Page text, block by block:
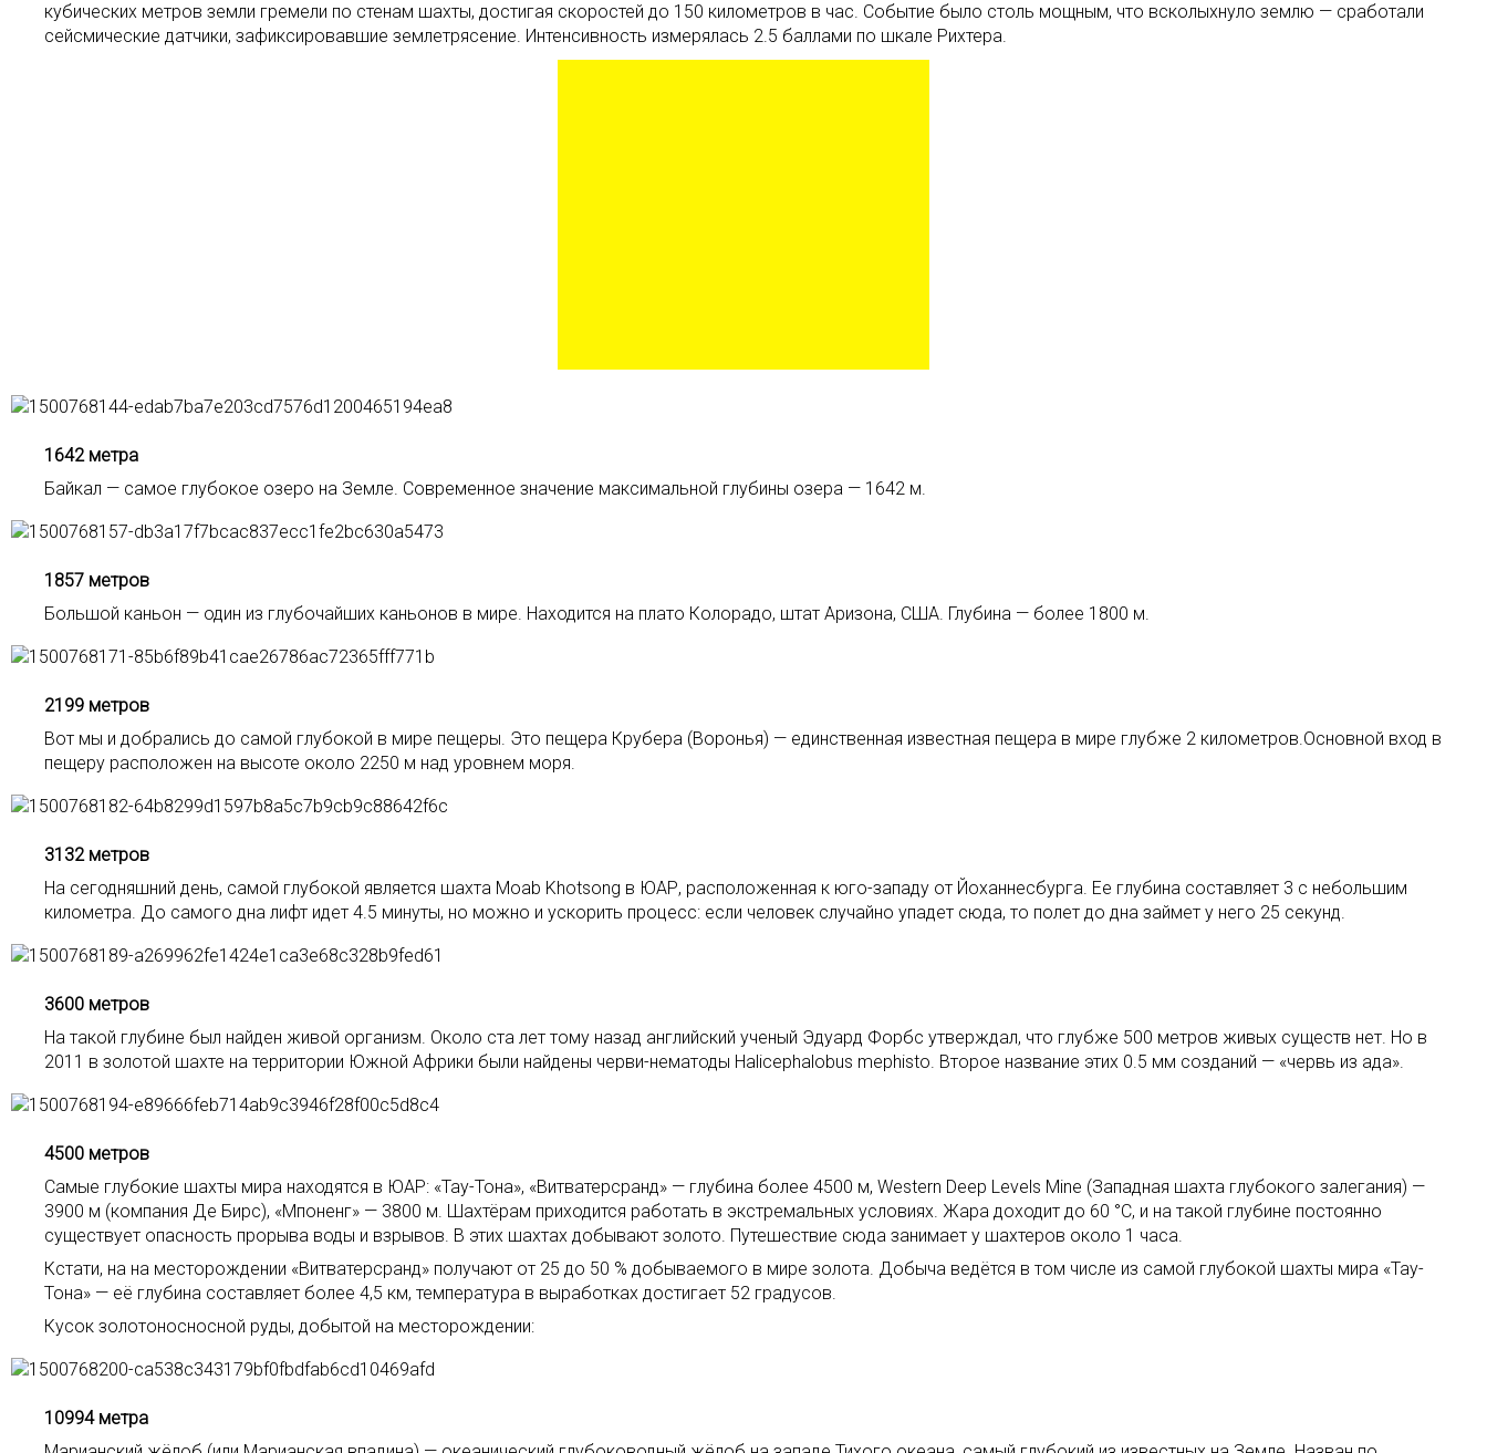
кубических метров земли гремели по стенам шахты, достигая скоростей до 150 километров в час. Событие было столь мощным, что всколыхнуло землю — сработали
сейсмические датчики, зафиксировавшие землетрясение. Интенсивность измерялась 2.5 баллами по шкале Рихтера.
1642 метра
Байкал — самое глубокое озеро на Земле. Современное значение максимальной глубины озера — 1642 м.
1857 метров
Большой каньон — один из глубочайших каньонов в мире. Находится на плато Колорадо, штат Аризона, США. Глубина — более 1800 м.
2199 метров
Вот мы и добрались до самой глубокой в мире пещеры. Это пещера Крубера (Воронья) — единственная известная пещера в мире глубже 2 километров.Основной вход в
пещеру расположен на высоте около 2250 м над уровнем моря.
3132 метров
На сегодняшний день, самой глубокой является шахта Moab Khotsong в ЮАР, расположенная к юго-западу от Йоханнесбурга. Ее глубина составляет 3 с небольшим
километра. До самого дна лифт идет 4.5 минуты, но можно и ускорить процесс: если человек случайно упадет сюда, то полет до дна займет у него 25 секунд.
3600 метров
На такой глубине был найден живой организм. Около ста лет тому назад английский ученый Эдуард Форбс утверждал, что глубже 500 метров живых существ нет. Но в
2011 в золотой шахте на территории Южной Африки были найдены черви-нематоды Halicephalobus mephisto. Второе название этих 0.5 мм созданий — «червь из ада».
4500 метров
Самые глубокие шахты мира находятся в ЮАР: «Тау-Тона», «Витватерсранд» — глубина более 4500 м, Western Deep Levels Mine (Западная шахта глубокого залегания) —
3900 м (компания Де Бирс), «Мпоненг» — 3800 м. Шахтёрам приходится работать в экстремальных условиях. Жара доходит до 60 °C, и на такой глубине постоянно
существует опасность прорыва воды и взрывов. В этих шахтах добывают золото. Путешествие сюда занимает у шахтеров около 1 часа.
Кстати, на на месторождении «Витватерсранд» получают от 25 до 50 % добываемого в мире золота. Добыча ведётся в том числе из самой глубокой шахты мира «Тау-
Тона» — её глубина составляет более 4,5 км, температура в выработках достигает 52 градусов.
Кусок золотоносносной руды, добытой на месторождении:
10994 метра